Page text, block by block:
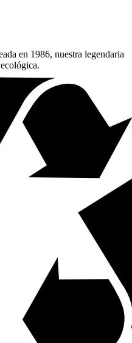
en 1986, nuestra legendaria